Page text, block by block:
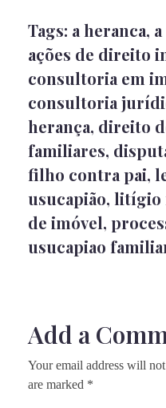
Tags: a heranca,
ações de direito
consultoria em
consultoria
herança, direito
familiares,
filho contra pai,
usucapião, litígio
de imóvel,
usucapiao
Add a
Your email address will
are marked *